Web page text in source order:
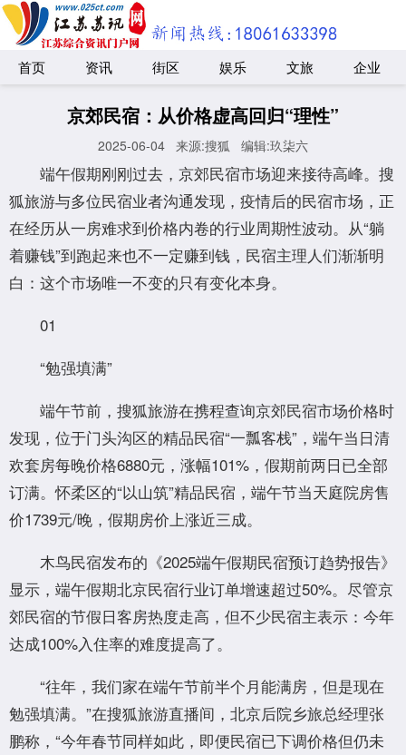
首页 资讯 街区 娱乐 文旅 企业
京郊民宿：从价格虚高回归“理性”
2025-06-04 来源:搜狐 编辑:玖柒六
端午假期刚刚过去，京郊民宿市场迎来接待高峰。搜
狐旅游与多位民宿业者沟通发现，疫情后的民宿市场，正
在经历从一房难求到价格内卷的行业周期性波动。从“躺
着赚钱”到跑起来也不一定赚到钱，民宿主理人们渐渐明
白：这个市场唯一不变的只有变化本身。
01
“勉强填满”
端午节前，搜狐旅游在携程查询京郊民宿市场价格时
发现，位于门头沟区的精品民宿“一瓢客栈”，端午当日清
欢套房每晚价格6880元，涨幅101%，假期前两日已全部
订满。怀柔区的“以山筑”精品民宿，端午节当天庭院房售
价1739元/晚，假期房价上涨近三成。
木鸟民宿发布的《2025端午假期民宿预订趋势报告》
显示，端午假期北京民宿行业订单增速超过50%。尽管京
郊民宿的节假日客房热度走高，但不少民宿主表示：今年
达成100%入住率的难度提高了。
“往年，我们家在端午节前半个月能满房，但是现在
勉强填满。”在搜狐旅游直播间，北京后院乡旅总经理张
鹏称，“今年春节同样如此，即便民宿已下调价格但仍未